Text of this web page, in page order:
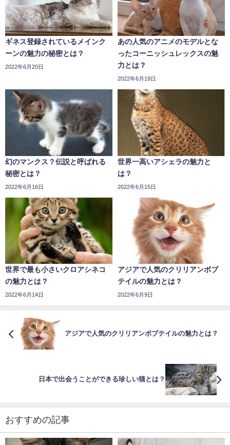
ギネス登録されているメインク
ーンの魅力の秘密とは？
2022年6月20日
あの人気のアニメのモデルとな
ったコーニッシュレックスの魅
力とは？
2022年6月19日
幻のマンクス？伝説と呼ばれる
秘密とは？
2022年6月16日
世界一高いアシェラの魅力と
は？
2022年6月15日
世界で最も小さいクロアシネコ
の魅力とは？
2022年6月14日
アジアで人気のクリリアンボブ
テイルの魅力とは？
2022年6月9日
アジアで人気のクリリアンボブテイルの魅力とは？
日本で出会うことができる珍しい猫とは？
おすすめの記事